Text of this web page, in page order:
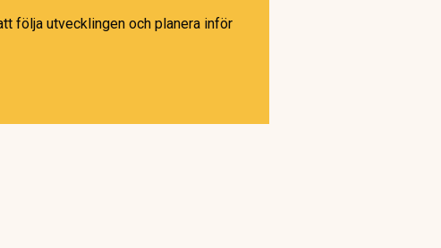
följa utvecklingen och planera inför